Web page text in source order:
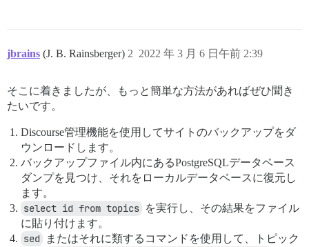
jbrains (J. B. Rainsberger) 2022 年 3 月 6 日午前 2:39
2
そこに着きましたが、もっと簡単な方法があればぜひ聞き
たいです。
Discourse管理機能を使用してサイトのバックアップをダ
ウンロードします。
バックアップファイル内にあるPostgreSQLデータベース
ダンプを見つけ、それをローカルデータベースに復元し
ます。
select id from topics を実行し、その結果をファイル
に貼り付けます。
sed
またはそれに類するコマンドを使用して、トピック